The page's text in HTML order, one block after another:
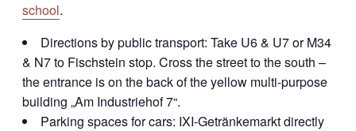
school.
Directions by public transport: Take U6 & U7 or M34
& N7 to Fischstein stop. Cross the street to the south –
the entrance is on the back of the yellow multi-purpose
building „Am Industriehof 7“.
Parking spaces for cars: IXI-Getränkemarkt directly